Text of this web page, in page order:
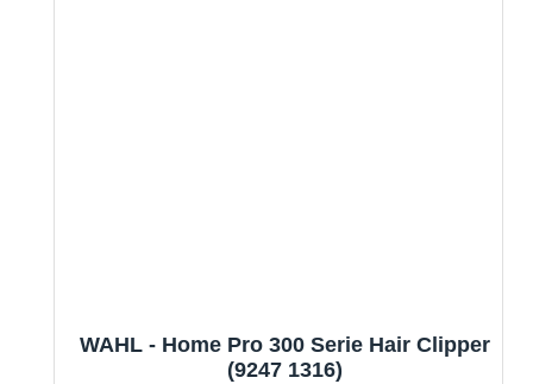
WAHL - Home Pro 300 Serie Hair Clipper
(9247 1316)